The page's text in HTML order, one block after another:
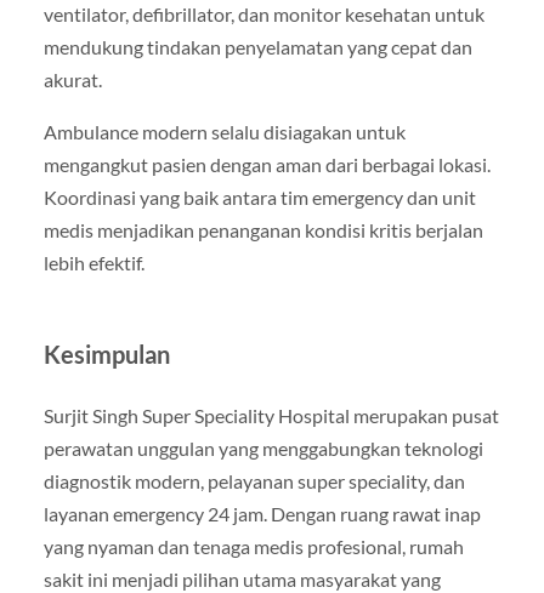
ventilator, defibrillator, dan monitor kesehatan untuk
mendukung tindakan penyelamatan yang cepat dan
akurat.
Ambulance modern selalu disiagakan untuk
mengangkut pasien dengan aman dari berbagai lokasi.
Koordinasi yang baik antara tim emergency dan unit
medis menjadikan penanganan kondisi kritis berjalan
lebih efektif.
Kesimpulan
Surjit Singh Super Speciality Hospital merupakan pusat
perawatan unggulan yang menggabungkan teknologi
diagnostik modern, pelayanan super speciality, dan
layanan emergency 24 jam. Dengan ruang rawat inap
yang nyaman dan tenaga medis profesional, rumah
sakit ini menjadi pilihan utama masyarakat yang